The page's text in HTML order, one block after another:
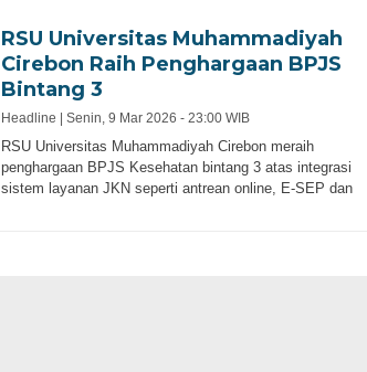
RSU Universitas Muhammadiyah
Cirebon Raih Penghargaan BPJS
Bintang 3
Headline | Senin, 9 Mar 2026 - 23:00 WIB
RSU Universitas Muhammadiyah Cirebon meraih
penghargaan BPJS Kesehatan bintang 3 atas integrasi
sistem layanan JKN seperti antrean online, E-SEP dan